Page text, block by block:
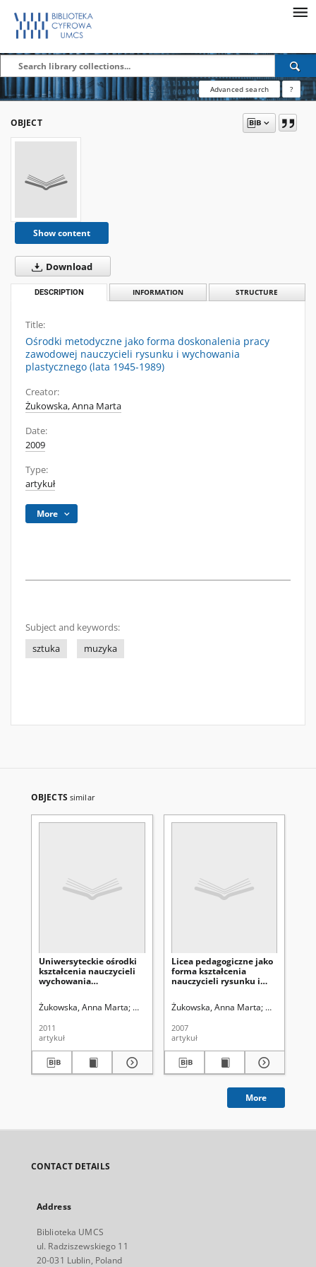
Advanced search ?
OBJECT
Show content
Download
DESCRIPTION INFORMATION STRUCTURE
Title:
Ośrodki metodyczne jako forma doskonalenia pracy
zawodowej nauczycieli rysunku i wychowania
plastycznego (lata 1945-1989)
Creator:
Żukowska, Anna Marta
Date:
2009
Type:
artykuł
More
Subject and keywords:
sztuka
muzyka
OBJECTS similar
Uniwersyteckie ośrodki
kształcenia nauczycieli
wychowania
1945-1989
Żukowska, Anna Marta Uniwersytet Marii Curie-Skłodowskiej (Lublin)
2011
artykuł
Licea pedagogiczne jako
forma kształcenia
nauczycieli rysunku i
plastycznego dla potrzeb
szkół podstawowych w
Żukowska, Anna Marta Uniwersytet
2007
artykuł
More
CONTACT DETAILS
Address
Biblioteka UMCS
ul. Radziszewskiego 11
20-031 Lublin, Poland